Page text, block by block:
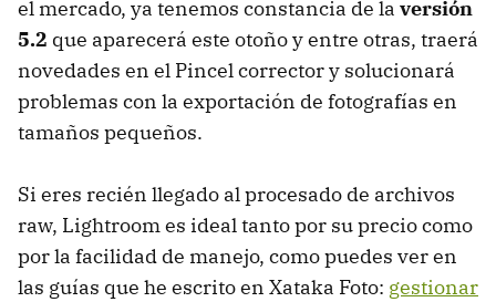
el mercado, ya tenemos constancia de la versión
5.2 que aparecerá este otoño y entre otras, traerá
novedades en el Pincel corrector y solucionará
problemas con la exportación de fotografías en
tamaños pequeños.
Si eres recién llegado al procesado de archivos
raw, Lightroom es ideal tanto por su precio como
por la facilidad de manejo, como puedes ver en
las guías que he escrito en Xataka Foto: gestionar